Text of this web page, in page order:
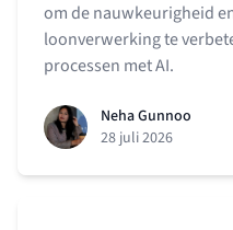
om de nauwkeurigheid
loonverwerking te
processen met AI.
Neha Gunnoo
28 juli 2026